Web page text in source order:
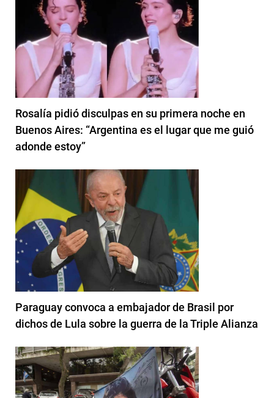
Rosalía pidió disculpas en su primera noche en
Buenos Aires: “Argentina es el lugar que me guió
adonde estoy”
Paraguay convoca a embajador de Brasil por
dichos de Lula sobre la guerra de la Triple Alianza